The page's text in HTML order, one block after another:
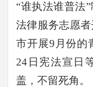
“谁执法谁普法
法律服务志愿者
市开展9 月份的
24 日宪法宣日
盖，不留死角。